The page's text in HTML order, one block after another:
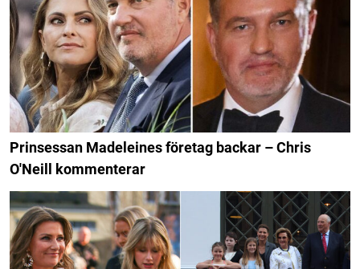
Prinsessan Madeleines företag backar – Chris
O'Neill kommenterar